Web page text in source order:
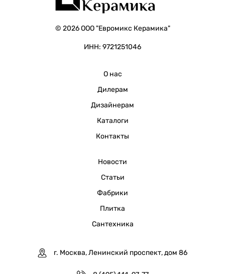
© 2026 ООО "Евромикс Керамика"
ИНН: 9721251046
О нас
Дилерам
Дизайнерам
Каталоги
Контакты
Новости
Статьи
Фабрики
Плитка
Сантехника
г. Москва, Ленинский проспект, дом 86